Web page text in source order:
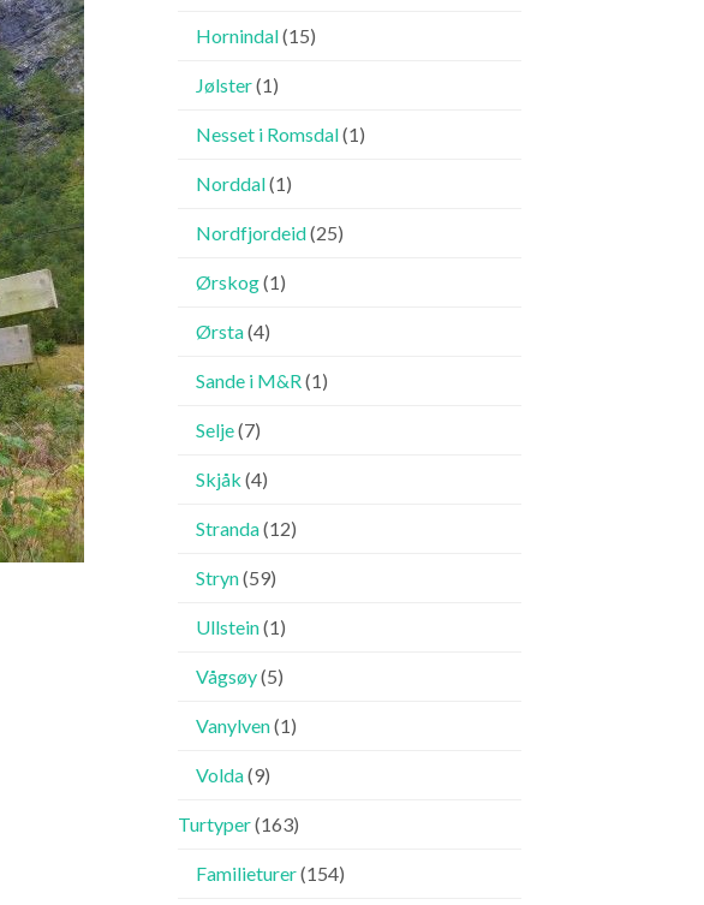
Hornindal(15)
Jølster(1)
Nesset i Romsdal(1)
Norddal(1)
Nordfjordeid(25)
Ørskog(1)
Ørsta(4)
Sande i M&R(1)
Selje(7)
Skjåk (4)
Stranda(12)
Stryn(59)
Ullstein(1)
Vågsøy(5)
Vanylven(1)
Volda(9)
Turtyper(163)
Familieturer(154)